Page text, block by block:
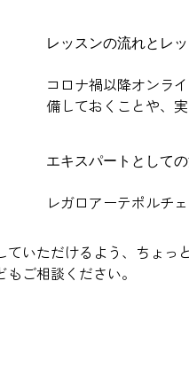
レッスンの流れとレ
コロナ禍以降オンラ
備しておくことや、
エキスパートとして
レガロアーテポルチ
いただけるよう、ちょっ
ご相談ください。